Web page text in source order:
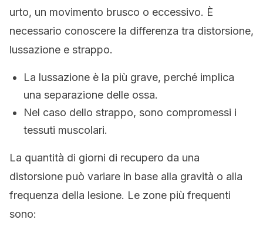
urto, un movimento brusco o eccessivo. È
necessario conoscere la differenza tra distorsione,
lussazione e strappo.
La lussazione è la più grave, perché implica
una separazione delle ossa.
Nel caso dello strappo, sono compromessi i
tessuti muscolari.
La quantità di giorni di recupero da una
distorsione può variare in base alla gravità o alla
frequenza della lesione. Le zone più frequenti
sono: